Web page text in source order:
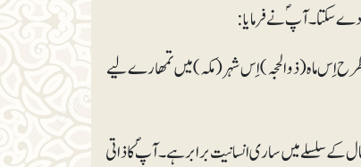
دے سکتا۔ آپؐ نے فرمایا:
اِس ماہ (ذوالحجہ) اِس شہر (مکہ) میں تمھارے لیے
سلسلے میں ساری انسانیت برابر ہے۔ آپؐ کا ذاتی